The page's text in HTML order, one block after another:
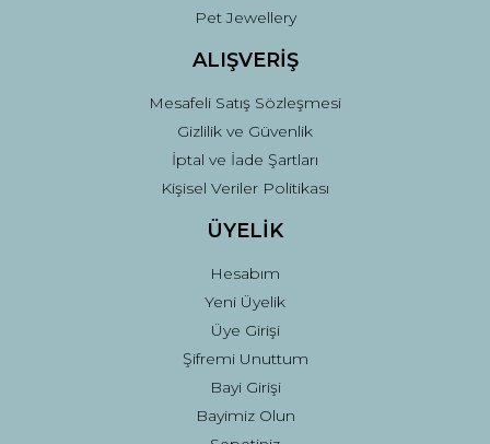
Pet Jewellery
ALIŞVERİŞ
Mesafeli Satış Sözleşmesi
Gizlilik ve Güvenlik
İptal ve İade Şartları
Kişisel Veriler Politikası
ÜYELİK
Hesabım
Yeni Üyelik
Üye Girişi
Şifremi Unuttum
Bayi Girişi
Bayimiz Olun